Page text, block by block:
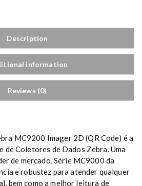
Description
information
Reviews (0)
MC9200 Imager 2D (QR Code) é a
de Coletores de Dados Zebra. Uma
de mercado, Série MC9000 da
e robustez para atender qualquer
bem como a melhor leitura de